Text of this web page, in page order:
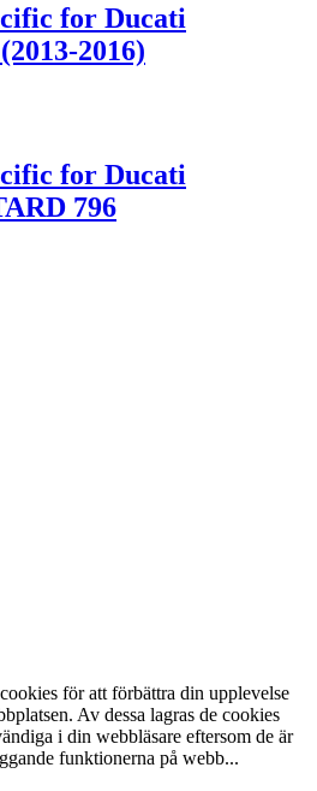
for Ducati
2016)
for Ducati
796
för att förbättra din upplevelse
Av dessa lagras de cookies
i din webbläsare eftersom de är
funktionerna på webb...